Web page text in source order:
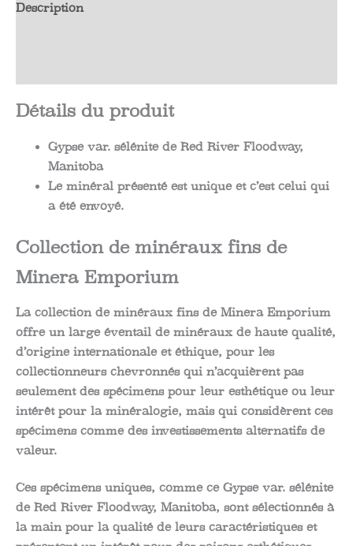
Description
Détails du produit
Gypse var. sélénite de Red River Floodway,
Manitoba
Le minéral présenté est unique et c’est celui qui
a été envoyé.
Collection de minéraux fins de
Minera Emporium
La collection de minéraux fins de Minera Emporium
offre un large éventail de minéraux de haute qualité,
d’origine internationale et éthique, pour les
collectionneurs chevronnés qui n’acquièrent pas
seulement des spécimens pour leur esthétique ou leur
intérêt pour la minéralogie, mais qui considèrent ces
spécimens comme des investissements alternatifs de
valeur.
Ces spécimens uniques, comme ce Gypse var. sélénite
de Red River Floodway, Manitoba, sont sélectionnés à
la main pour la qualité de leurs caractéristiques et